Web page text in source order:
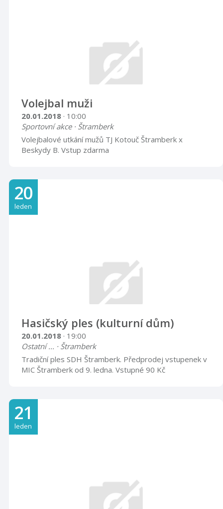
Volejbal muži
20.01.2018 · 10:00
Sportovní akce · Štramberk
Volejbalové utkání mužů TJ Kotouč Štramberk x
Beskydy B. Vstup zdarma
20
leden
Hasičský ples (kulturní dům)
20.01.2018 · 19:00
Ostatní ... · Štramberk
Tradiční ples SDH Štramberk. Předprodej vstupenek v
MIC Štramberk od 9. ledna. Vstupné 90 Kč
21
leden